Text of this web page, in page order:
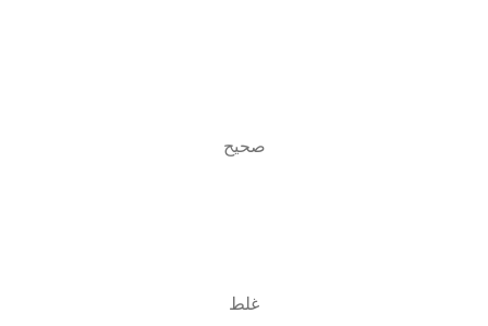
صحیح
غلط